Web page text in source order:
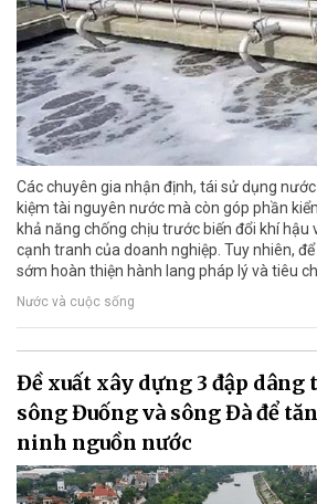
Các chuyên gia nhận định, tái sử dụng
kiệm tài nguyên nước mà còn góp phần
khả năng chống chịu trước biến đổi khí hậu
cạnh tranh của doanh nghiệp. Tuy nhiên,
sớm hoàn thiện hành lang pháp lý và tiêu
Nước và cuộc sống
Đề xuất xây dựng 3 đập dâng
sông Đuống và sông Đà để
ninh nguồn nước